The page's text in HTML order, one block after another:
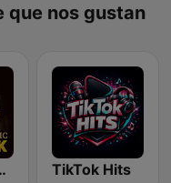
que nos gustan
TikTok Hits